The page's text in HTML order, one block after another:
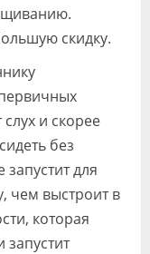
скидку.
и скорее
без
для
чем выстроит в
которая